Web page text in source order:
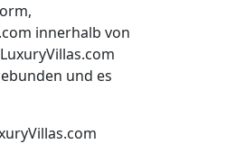
innerhalb von
und es